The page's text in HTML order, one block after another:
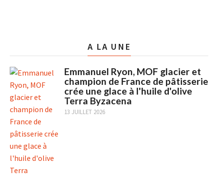
A LA UNE
Emmanuel Ryon, MOF glacier et
champion de France de pâtisserie
crée une glace à l'huile d'olive
Terra Byzacena
13 JUILLET 2026